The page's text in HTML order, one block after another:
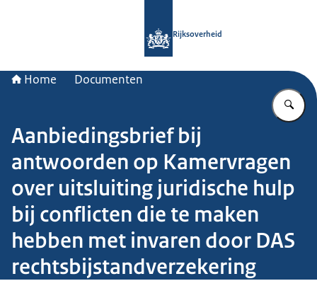
Rijksoverheid
Home Documenten
Aanbiedingsbrief bij
antwoorden op Kamervragen
over uitsluiting juridische hulp
bij conflicten die te maken
hebben met invaren door DAS
rechtsbijstandverzekering